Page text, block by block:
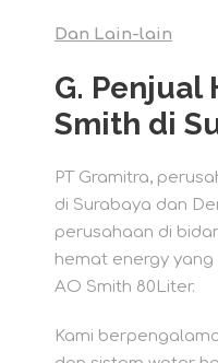
Dan Lain-lain
G. Penjual
Smith di
PT Gramitra,
di Surabaya dan
perusahaan di
hemat energy
AO Smith 80Liter.
Kami